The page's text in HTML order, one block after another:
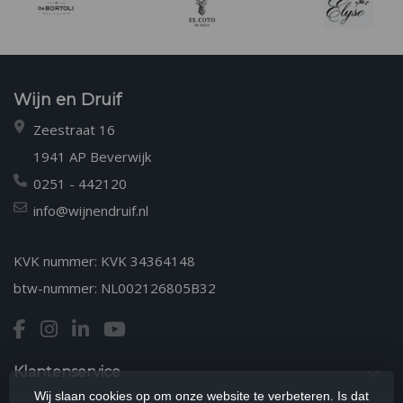
Wijn en Druif
Zeestraat 16
1941 AP Beverwijk
0251 - 442120
info@wijnendruif.nl
KVK nummer: KVK 34364148
btw-nummer: NL002126805B32
Klantenservice
Wij slaan cookies op om onze website te verbeteren. Is dat